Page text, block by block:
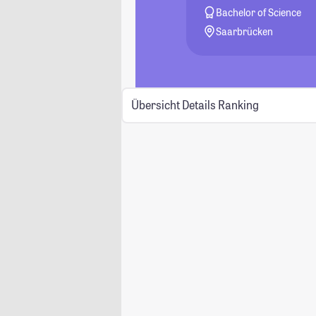
Bachelor of Science
Saarbrücken
Übersicht Details Ranking